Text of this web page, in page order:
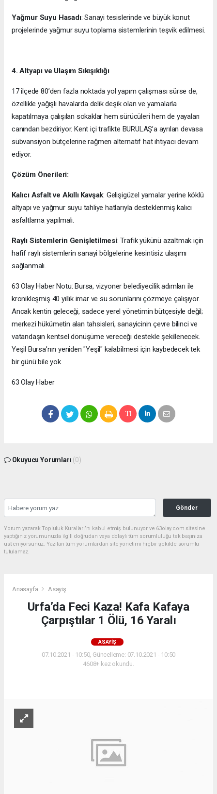
Yağmur Suyu Hasadı: Sanayi tesislerinde ve büyük konut
projelerinde yağmur suyu toplama sistemlerinin teşvik edilmesi.
4. Altyapı ve Ulaşım Sıkışıklığı
17 ilçede 80’den fazla noktada yol yapım çalışması sürse de,
özellikle yağışlı havalarda delik deşik olan ve yamalarla
kapatılmaya çalışılan sokaklar hem sürücüleri hem de yayaları
canından bezdiriyor. Kent içi trafikte BURULAŞ’a ayrılan devasa
sübvansiyon bütçelerine rağmen alternatif hat ihtiyacı devam
ediyor.
Çözüm Önerileri:
Kalıcı Asfalt ve Akıllı Kavşak: Gelişigüzel yamalar yerine köklü
altyapı ve yağmur suyu tahliye hatlarıyla desteklenmiş kalıcı
asfaltlama yapılmalı.
Raylı Sistemlerin Genişletilmesi: Trafik yükünü azaltmak için
hafif raylı sistemlerin sanayi bölgelerine kesintisiz ulaşımı
sağlanmalı.
63 Olay Haber Notu: Bursa, vizyoner belediyecilik adımları ile
kronikleşmiş 40 yıllık imar ve su sorunlarını çözmeye çalışıyor.
Ancak kentin geleceği, sadece yerel yönetimin bütçesiyle değil;
merkezi hükümetin alan tahsisleri, sanayicinin çevre bilinci ve
vatandaşın kentsel dönüşüme vereceği destekle şekillenecek.
Yeşil Bursa’nın yeniden "Yeşil" kalabilmesi için kaybedecek tek
bir günü bile yok.
63 Olay Haber
Okuyucu Yorumları (0)
Gönder
Yorum yazarak Topluluk Kuralları’nı kabul etmiş bulunuyor ve 63olay.com sitesine
yaptığınız yorumunuzla ilgili doğrudan veya dolaylı tüm sorumluluğu tek başınıza
üstleniyorsunuz. Yazılan tüm yorumlardan site yönetimi hiçbir şekilde sorumlu
tutulamaz.
Anasayfa Asayiş
Urfa’da Feci Kaza! Kafa Kafaya
Çarpıştılar 1 Ölü, 16 Yaralı
ASAYIŞ
07.10.2021 - 10:50, Güncelleme: 07.10.2021 - 10:50
4608+ kez okundu.